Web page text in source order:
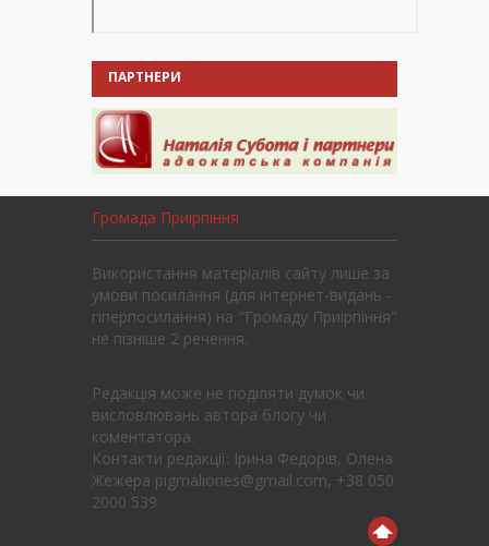
ПАРТНЕРИ
Громада Приірпіння
Використання матеріалів сайту лише за
умови посилання (для інтернет-видань -
гіперпосилання) на "Громаду Приірпіння"
не пізніше 2 речення.
Редакція може не поділяти думок чи
висловлювань автора блогу чи
коментатора.
Контакти редакції: Ірина Федорів, Олена
Жежера pigmaliones@gmail.com, +38 050
2000 539